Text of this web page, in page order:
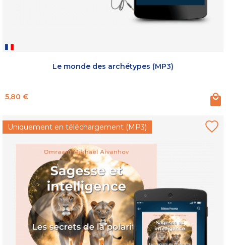
Le monde des archétypes (MP3)
Prix
5,80 €
Uniquement en téléchargement (MP3)